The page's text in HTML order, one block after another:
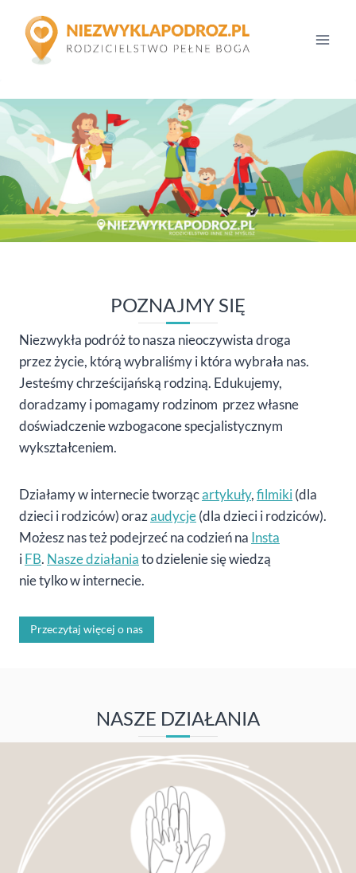
treści
POZNAJMY SIĘ
Niezwykła podróż to nasza nieoczywista droga
przez życie, którą wybraliśmy i która wybrała nas.
Jesteśmy chrześcijańską rodziną. Edukujemy,
doradzamy i pomagamy rodzinom przez własne
doświadczenie wzbogacone specjalistycznym
wykształceniem.
Działamy w internecie tworzącartykuły,filmiki(dla
dzieci i rodziców) orazaudycje(dla dzieci i rodziców).
Możesz nas też podejrzeć na codzień na Insta
iFB. Nasze działaniato dzielenie się wiedzą
nie tylko w internecie.
Przeczytaj więcej o nas
NASZE DZIAŁANIA